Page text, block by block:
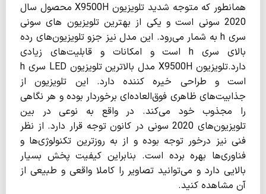
همانطور که متوجه شدید تلویزیون X9500H محصول سال
2020 سونی است و یکی از بهترین تلویزیون های سونی
سری h به شمار می‌رود. این مدل نیز جزو تلویزیون‌های رده
بالای سری h است و امکانات و قابلیت‌های زیادی
دارد.تلویزیون X9500H مدل بالاترین تلویزیون LED سری h
است و طراحی خیره کننده دارد. این تلویزیون از
جذابیت‌های ظاهری فوق‌العاده‌ای برخوردار بوده و هر نگاهی
را مجذوب خود می‌کند. در واقع به نوعی در بین
تلویزیون‌های 2020 سونی در کانون توجه قرار دارد. از نظر
فنی نیز درخور توجه بوده و از به روزترین تکنولوژی‌ها و
فناوری‌ها بهره برده است. بنابراین کیفیت پخش بسیار
بالایی دارد و می‌توانید تصاویر را کاملا واقعی و طبیعی از
آن مشاهده کنید.